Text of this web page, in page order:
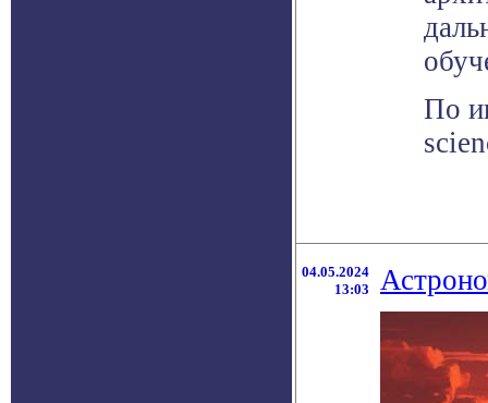
По
04.05.2024
13:03